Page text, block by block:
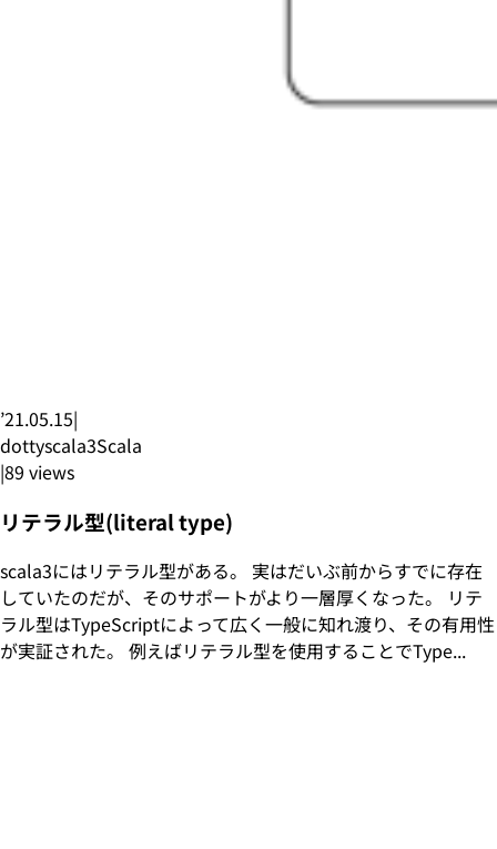
’21.05.15|
dottyscala3Scala
|89 views
リテラル型(literal type)
scala3にはリテラル型がある。 実はだいぶ前からすでに存在
していたのだが、そのサポートがより一層厚くなった。 リテ
ラル型はTypeScriptによって広く一般に知れ渡り、その有用性
が実証された。 例えばリテラル型を使用することでType...